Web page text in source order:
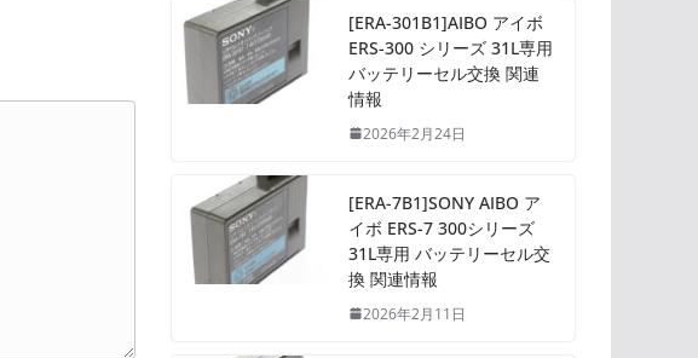
[ERA-301B1]AIBO アイボ
ERS-300 シリーズ 31L専用
バッテリーセル交換 関連
情報
2026年2月24日
[ERA-7B1]SONY AIBO ア
イボ ERS-7 300シリーズ
31L専用 バッテリーセル交
換 関連情報
2026年2月11日